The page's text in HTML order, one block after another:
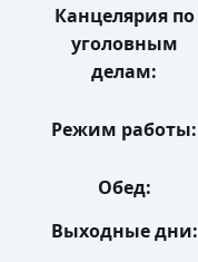
Канцелярия по
уголовным
делам:
Режим работы:
Обед:
Выходные дни: